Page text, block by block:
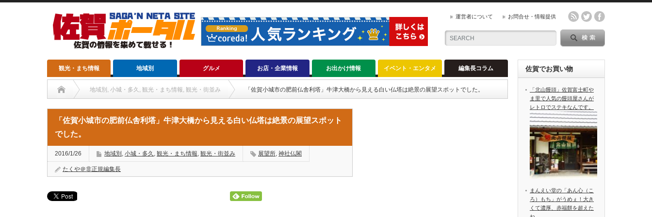
運営者について お問合せ・情報提供
観光・まち情報 地域別 グルメ お店・企業情報 お出かけ情報 イベント・エンタメ 編集長コラム
地域別 , 小城・多久 , 観光・まち情報, 観光・街並み 「佐賀小城市の肥前仏舎利塔」牛津大橋から見える白い仏塔は絶景の展望スポットでした。
「佐賀小城市の肥前仏舎利塔」牛津大橋から見える白い仏塔は絶景の展望スポット
でした。
2016/1/26 地域別 , 小城・多久 , 観光・まち情報, 観光・街並み 展望所, 神社仏閣
たくや＠非正規編集長
佐賀でお買い物
「北山饅頭」佐賀富士町や
ま里で人気の饅頭屋さんが
レトロでステキなんです。
まんえい堂の「あん心（こ
ろ）もち」がうめぇ！大き
くて濃厚、赤福餅を超えた